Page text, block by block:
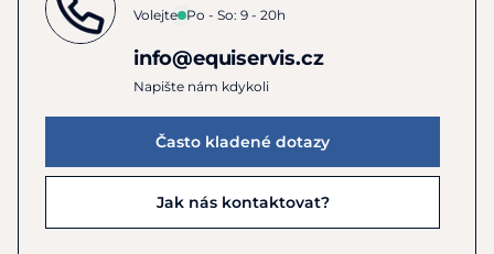
Volejte Po - So: 9 - 20h
info@equiservis.cz
Napište nám kdykoli
Často kladené dotazy
Jak nás kontaktovat?